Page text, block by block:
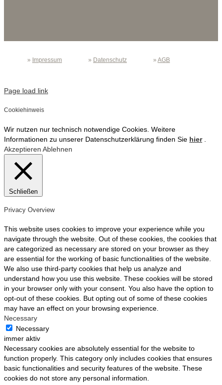
» Impressum » Datenschutz » AGB
Page load link
Cookiehinweis
Wir nutzen nur technisch notwendige Cookies. Weitere
Informationen zu unserer Datenschutzerklärung finden Sie hier
Akzeptieren Ablehnen
Schließen
Privacy Overview
This website uses cookies to improve your experience while you
navigate through the website. Out of these cookies, the cookies that
are categorized as necessary are stored on your browser as they
are essential for the working of basic functionalities of the website.
We also use third-party cookies that help us analyze and
understand how you use this website. These cookies will be stored
in your browser only with your consent. You also have the option to
opt-out of these cookies. But opting out of some of these cookies
may have an effect on your browsing experience.
Necessary
Necessary
immer aktiv
Necessary cookies are absolutely essential for the website to
function properly. This category only includes cookies that ensures
basic functionalities and security features of the website. These
cookies do not store any personal information.